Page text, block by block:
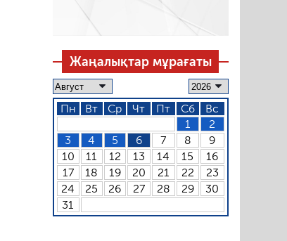
Жаңалықтар мұрағаты
Пн Вт Ср Чт Пт Сб
Вс
1
2
3
4 5 6 7 8
9
10
11 12 13 14 15
16
17
18 19 20 21 22
23
24
25 26 27 28 29
30
31